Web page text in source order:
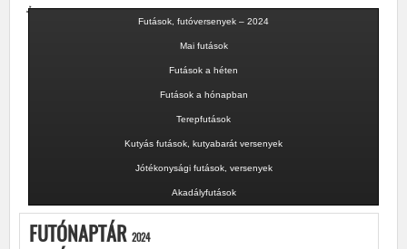
Futások, futóversenyek – 2024
Mai futások
Futások a héten
Futások a hónapban
Terepfutások
Kutyás futások, kutyabarát versenyek
Jótékonysági futások, versenyek
Akadályfutások
FUTÓNAPTÁR 2024